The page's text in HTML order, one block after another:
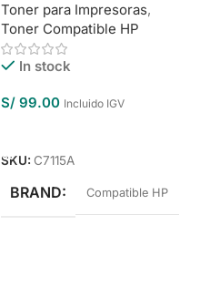
Toner para Impresoras,
Toner Compatible HP
In stock
S/ 99.00 Incluido IGV
SKU: C7115A
BRAND Compatible HP